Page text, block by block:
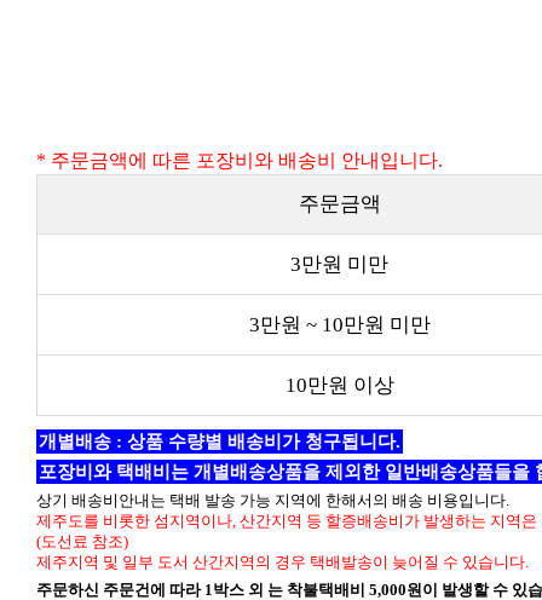
* 주문금액에 따른 포장비와 배송비 안내입니다.
주문금액
3만원 미만
3만원 ~ 10만원 미만
10만원 이상
개별배송 : 상품 수량별 배송비가 청구됩니다.
포장비와 택배비는 개별배송상품을 제외한 일반배송상품들을
상기 배송비안내는 택배 발송 가능 지역에 한해서의 배송 비용입니다.
제주도를 비롯한 섬지역이나, 산간지역 등 할증배송비가 발생하는 지역
(도선료 참조)
제주지역 및 일부 도서 산간지역의 경우 택배발송이 늦어질 수 있습니다.
주문하신 주문건에 따라 1박스 외 는 착불택배비 5,000원이 발생할 수 있